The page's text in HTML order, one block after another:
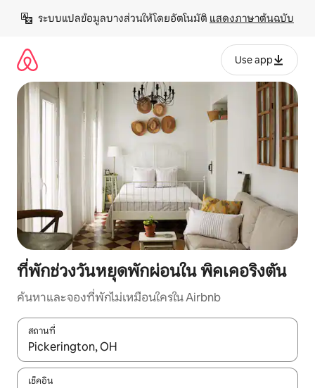
เนื้อหา
ระบบแปลข้อมูลบางส่วนให้โดยอัตโนมัติ แสดงภาษาต้นฉบับ
Use app
ที่พักช่วงวันหยุดพักผ่อนใน พิคเคอริงตัน
ค้นหาและจองที่พักไม่เหมือนใครใน Airbnb
สถานที่
ใช้ลูกศรขึ้นลง หรือใช้การสัมผัสหรือปัด เพื่อสำรวจผลการค้นหา
เช็คอิน